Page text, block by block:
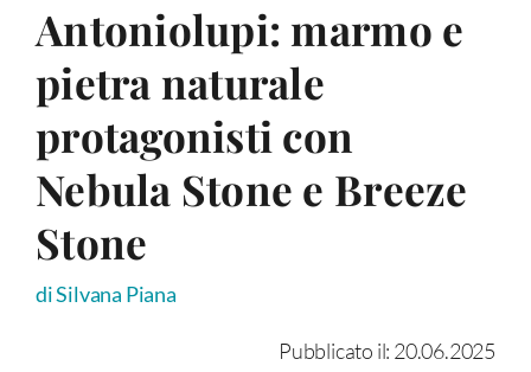
Antoniolupi: marmo e
pietra naturale
protagonisti con
Nebula Stone e Breeze
Stone
di Silvana Piana
Pubblicato il: 20.06.2025